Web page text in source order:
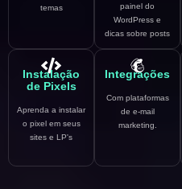
temas
painel do
WordPress e
dicas sobre posts
Instalação
de Pixels
Aprenda a instalar
o pixel em seus
sites e LP's
Integrações
Com plataformas
de e-mail
marketing.